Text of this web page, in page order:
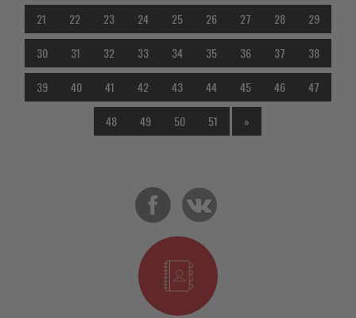
21 22 23 24 25 26 27 28 29
30 31 32 33 34 35 36 37 38
39 40 41 42 43 44 45 46 47
48 49 50 51 »